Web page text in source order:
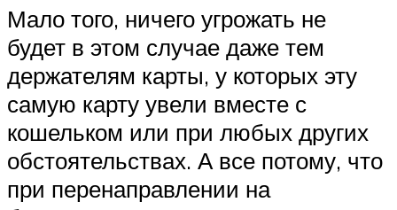
Мало того, ничего угрожать не
будет в этом случае даже тем
держателям карты, у которых эту
самую карту увели вместе с
кошельком или при любых других
обстоятельствах. А все потому, что
при перенаправлении на